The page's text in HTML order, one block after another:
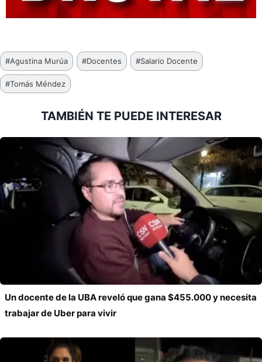
Etiquetas
de
la
#Agustina Murúa #Docentes #Salario Docente
#Tomás Méndez
TAMBIÉN TE PUEDE INTERESAR
Un docente de la UBA reveló que gana $455.000 y necesita
trabajar de Uber para vivir